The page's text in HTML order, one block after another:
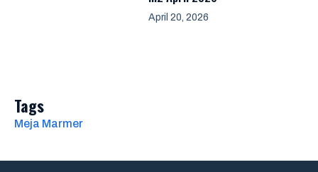
April 20, 2026
Tags
Meja Marmer